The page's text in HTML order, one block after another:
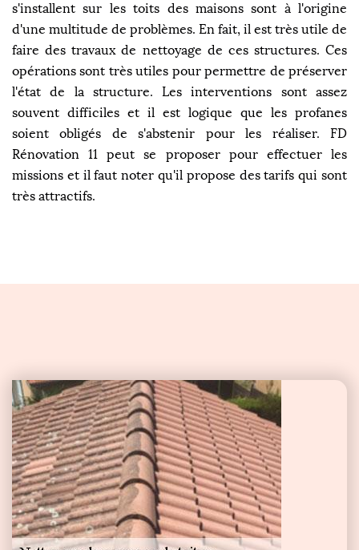
s'installent sur les toits des maisons sont à l'origine
d'une multitude de problèmes. En fait, il est très utile de
faire des travaux de nettoyage de ces structures. Ces
opérations sont très utiles pour permettre de préserver
l'état de la structure. Les interventions sont assez
souvent difficiles et il est logique que les profanes
soient obligés de s'abstenir pour les réaliser. FD
Rénovation 11 peut se proposer pour effectuer les
missions et il faut noter qu'il propose des tarifs qui sont
très attractifs.